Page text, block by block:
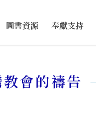
圖書資源 奉獻支持
會的禱告